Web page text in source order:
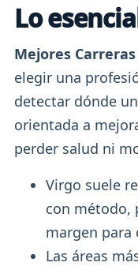
Lo
Mejores
elegir una
detectar dónde
orientada a
perder salud ni
Virgo suele
con método,
margen para
Las áreas